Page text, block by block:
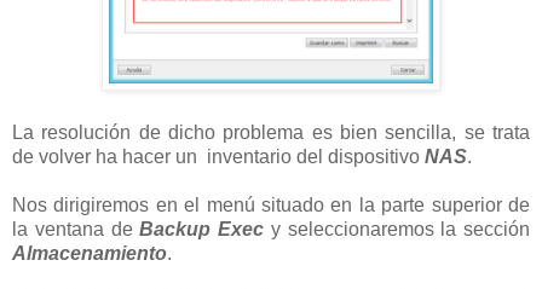
La resolución de dicho problema es bien sencilla, se trata
de volver ha hacer un inventario del dispositivo NAS.
Nos dirigiremos en el menú situado en la parte superior de
la ventana deBackup Exec y seleccionaremos la sección
Almacenamiento.